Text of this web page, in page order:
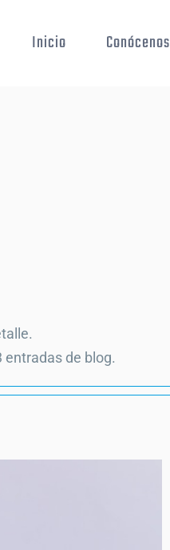
Inicio Conócenos
entradas de blog.